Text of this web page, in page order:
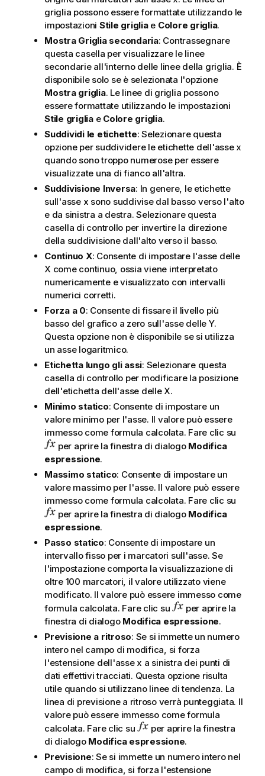
griglia possono essere formattate utilizzando le
impostazioni Stile grigliae Colore griglia.
Mostra Griglia secondaria: Contrassegnare
questa casella per visualizzare le linee
secondarie all'interno delle linee della griglia. È
disponibile solo se è selezionata l'opzione
Mostra griglia. Le linee di griglia possono
essere formattate utilizzando le impostazioni
Stile grigliae Colore griglia.
Suddividi le etichette: Selezionare questa
opzione per suddividere le etichette dell'asse x
quando sono troppo numerose per essere
visualizzate una di fianco all'altra.
Suddivisione Inversa: In genere, le etichette
sull'asse x sono suddivise dal basso verso l'alto
e da sinistra a destra. Selezionare questa
casella di controllo per invertire la direzione
della suddivisione dall'alto verso il basso.
Continuo X: Consente di impostare l'asse delle
X come continuo, ossia viene interpretato
numericamente e visualizzato con intervalli
numerici corretti.
Forza a 0: Consente di fissare il livello più
basso del grafico a zero sull'asse delle Y.
Questa opzione non è disponibile se si utilizza
un asse logaritmico.
Etichetta lungo gli assi: Selezionare questa
casella di controllo per modificare la posizione
dell'etichetta dell'asse delle X.
Minimo statico: Consente di impostare un
valore minimo per l'asse. Il valore può essere
immesso come formula calcolata. Fare clic su
per aprire la finestra di dialogo Modifica
espressione.
Massimo statico: Consente di impostare un
valore massimo per l'asse. Il valore può essere
immesso come formula calcolata. Fare clic su
per aprire la finestra di dialogo Modifica
espressione.
Passo statico: Consente di impostare un
intervallo fisso per i marcatori sull'asse. Se
l'impostazione comporta la visualizzazione di
oltre 100 marcatori, il valore utilizzato viene
modificato. Il valore può essere immesso come
formula calcolata. Fare clic su
per aprire la
finestra di dialogo Modifica espressione.
Previsione a ritroso: Se si immette un numero
intero nel campo di modifica, si forza
l'estensione dell'asse x a sinistra dei punti di
dati effettivi tracciati. Questa opzione risulta
utile quando si utilizzano linee di tendenza. La
linea di previsione a ritroso verrà punteggiata. Il
valore può essere immesso come formula
calcolata. Fare clic su
per aprire la finestra
di dialogo Modifica espressione.
Previsione: Se si immette un numero intero nel
campo di modifica, si forza l'estensione